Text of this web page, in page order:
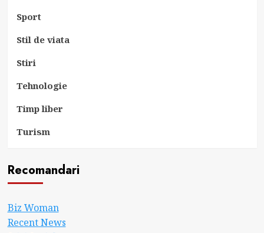
Sport
Stil de viata
Stiri
Tehnologie
Timp liber
Turism
Recomandari
Biz Woman
Recent News